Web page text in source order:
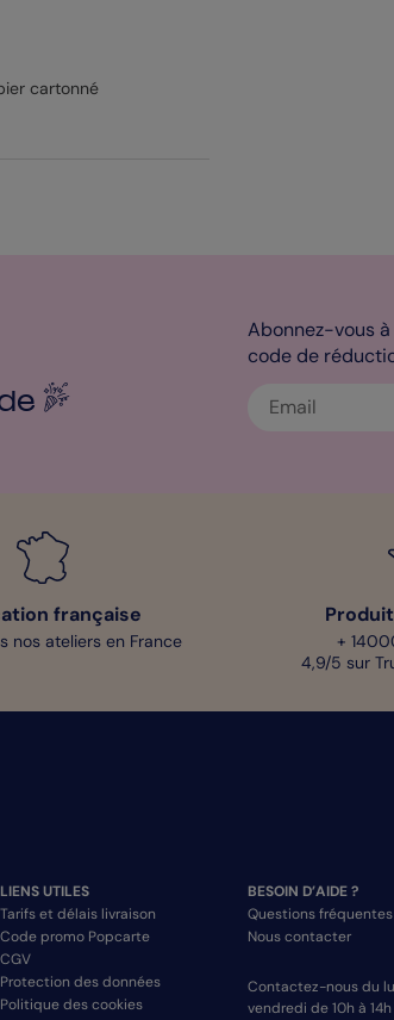
cartonné
Abonnez-vous
code de
française
nos ateliers en France
+
4,9/5 sur
LIENS UTILES
Tarifs et délais livraison
Code promo Popcarte
CGV
Protection des données
Politique des cookies
BESOIN D’AIDE ?
Questions fréquentes
Nous contacter
Contactez-nous du
vendredi de 10h à 14h